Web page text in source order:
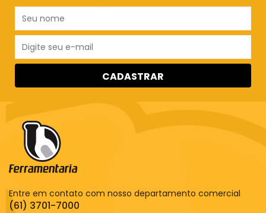
CADASTRAR
Entre em contato com nosso departamento comercial
(61) 3701-7000